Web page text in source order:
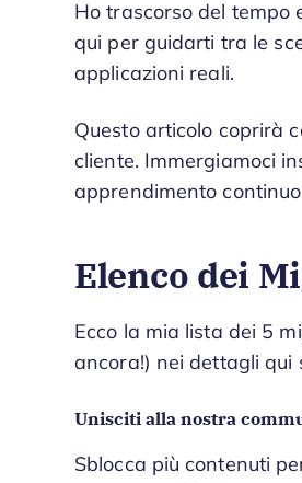
Ho trascorso del tempo
qui per guidarti tra le
applicazioni reali.
Questo articolo coprirà
cliente. Immergiamoci
apprendimento
Elenco dei
Ecco la mia lista dei 5
ancora!) nei dettagli qui
Unisciti alla nostra
Sblocca più contenuti